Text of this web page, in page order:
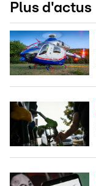
Plus d'actus